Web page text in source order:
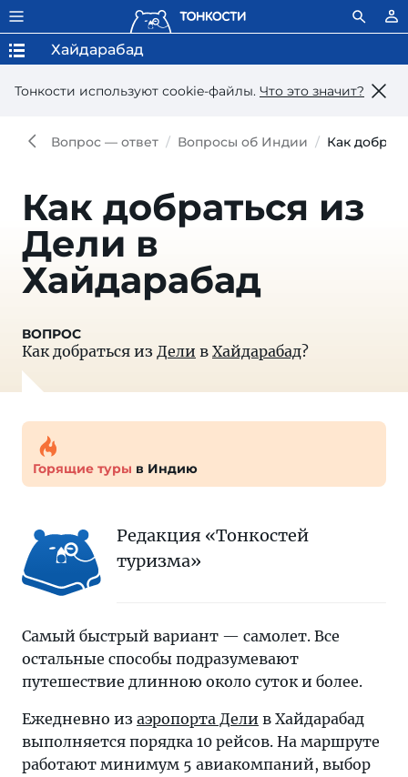
Тонкости используют сookie-файлы. Что это значит?
Хайдарабад
Вопрос — ответ Вопросы об Индии Как
Как добраться из
Дели в
Хайдарабад
Как добраться из Дели в Хайдарабад?
Горящие туры в Индию
Редакция «Тонкостей
туризма»
Самый быстрый вариант — самолет. Все
остальные способы подразумевают
путешествие длинною около суток и более.
Ежедневно из аэропорта Дели в Хайдарабад
выполняется порядка 10 рейсов. На маршруте
работают минимум 5 авиакомпаний, выбор